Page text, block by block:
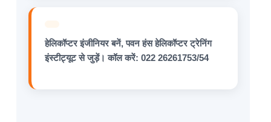
हेलिकॉप्टर इंजीनियर बनें, पवन हंस हेलिकॉप्टर ट्रेनिंग
इंस्टीट्यूट से जुड़ें। कॉल करें: 022 26261753/54